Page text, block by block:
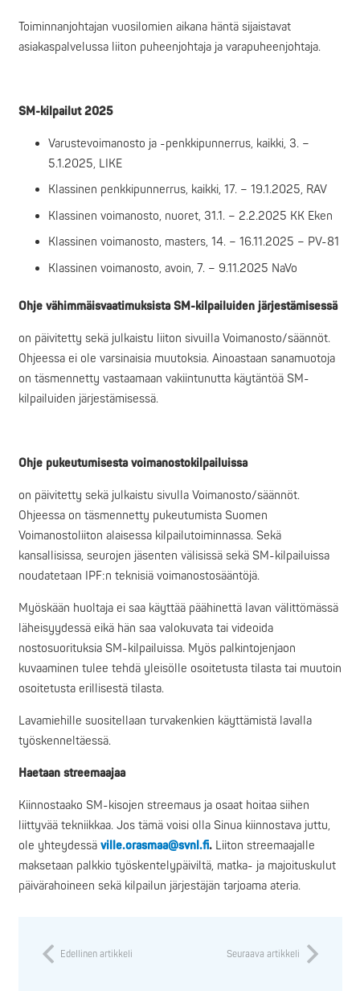
Toiminnanjohtajan vuosilomien aikana häntä sijaistavat
asiakaspalvelussa liiton puheenjohtaja ja varapuheenjohtaja.
SM-kilpailut 2025
Varustevoimanosto ja -penkkipunnerrus, kaikki, 3. –
5.1.2025, LIKE
Klassinen penkkipunnerrus, kaikki, 17. – 19.1.2025, RAV
Klassinen voimanosto, nuoret, 31.1. – 2.2.2025 KK Eken
Klassinen voimanosto, masters, 14. – 16.11.2025 – PV-81
Klassinen voimanosto, avoin, 7. – 9.11.2025 NaVo
Ohje vähimmäisvaatimuksista SM-kilpailuiden järjestämisessä
on päivitetty sekä julkaistu liiton sivuilla Voimanosto/säännöt.
Ohjeessa ei ole varsinaisia muutoksia. Ainoastaan sanamuotoja
on täsmennetty vastaamaan vakiintunutta käytäntöä SM-
kilpailuiden järjestämisessä.
Ohje pukeutumisesta voimanostokilpailuissa
on päivitetty sekä julkaistu sivulla Voimanosto/säännöt.
Ohjeessa on täsmennetty pukeutumista Suomen
Voimanostoliiton alaisessa kilpailutoiminnassa. Sekä
kansallisissa, seurojen jäsenten välisissä sekä SM-kilpailuissa
noudatetaan IPF:n teknisiä voimanostosääntöjä.
Myöskään huoltaja ei saa käyttää päähinettä lavan välittömässä
läheisyydessä eikä hän saa valokuvata tai videoida
nostosuorituksia SM-kilpailuissa. Myös palkintojenjaon
kuvaaminen tulee tehdä yleisölle osoitetusta tilasta tai muutoin
osoitetusta erillisestä tilasta.
Lavamiehille suositellaan turvakenkien käyttämistä lavalla
työskenneltäessä.
Haetaan streemaajaa
Kiinnostaako SM-kisojen streemaus ja osaat hoitaa siihen
liittyvää tekniikkaa. Jos tämä voisi olla Sinua kiinnostava juttu,
ole yhteydessä ville.orasmaa@svnl.fi. Liiton streemaajalle
maksetaan palkkio työskentelypäiviltä, matka- ja majoituskulut
päivärahoineen sekä kilpailun järjestäjän tarjoama ateria.
Edellinen artikkeli Seuraava artikkeli